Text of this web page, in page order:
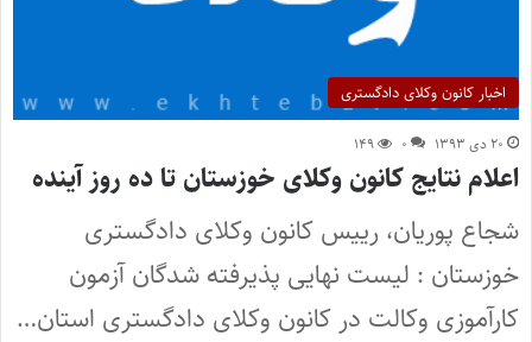
اخبار کانون وکلای دادگستری
۲۰ دی ۱۳۹۳ ۰ ۱۴۹
اعلام نتایج کانون وکلای خوزستان تا ده روز آینده
شجاع پوریان، رییس کانون وکلای دادگستری
خوزستان : لیست نهایی پذیرفته شدگان آزمون
کارآموزی وکالت در کانون وکلای دادگستری استان…